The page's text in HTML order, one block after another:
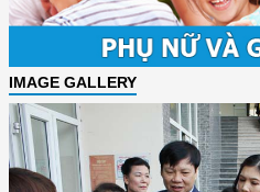
IMAGE GALLERY